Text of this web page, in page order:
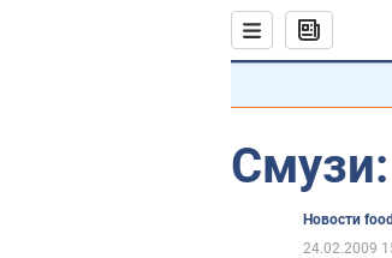
Новости
24.02.2009